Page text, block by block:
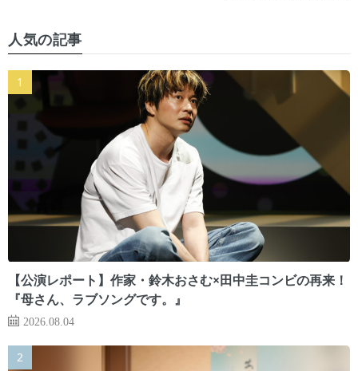
人気の記事
【公演レポート】作家・鈴木おさむ×田中圭コンビの再来！
『母さん、ラブソングです。』
2026.08.04